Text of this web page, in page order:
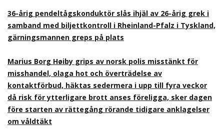
36-årig pendeltågskonduktör slås ihjäl av 26-årig grek i
samband med biljettkontroll i Rheinland-Pfalz i Tyskland,
gärningsmannen greps på plats
Marius Borg Høiby grips av norsk polis misstänkt för
misshandel, olaga hot och överträdelse av
kontaktförbud, häktas sedermera i upp till fyra veckor
då risk för ytterligare brott anses föreligga, sker dagen
före starten av rättegång rörande tidigare anklagelser
om våldtäkt